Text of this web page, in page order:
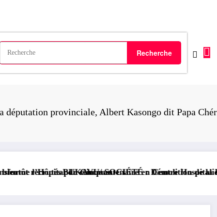
provinciale, Albert Kasongo dit Papa
en Centre Hospitalier Universitaire entièrement
: Démolition de la Paroisse de l’église Néo
GOMA/